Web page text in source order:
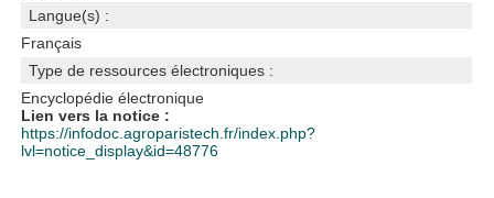
Langue(s) :
Français
Type de ressources électroniques :
Encyclopédie électronique
Lien vers la notice :
https://infodoc.agroparistech.fr/index.php?
lvl=notice_display&id=48776